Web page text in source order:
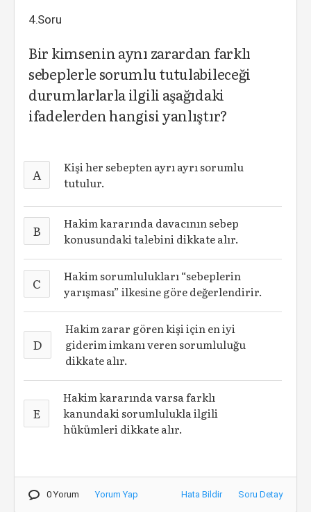
4.Soru
Bir kimsenin aynı zarardan farklı
sebeplerle sorumlu tutulabileceği
durumlarlarla ilgili aşağıdaki
ifadelerden hangisi yanlıştır?
A
Kişi her sebepten ayrı ayrı sorumlu
tutulur.
B
Hakim kararında davacının sebep
konusundaki talebini dikkate alır.
C
Hakim sorumlulukları “sebeplerin
yarışması” ilkesine göre değerlendirir.
D
Hakim zarar gören kişi için en iyi
giderim imkanı veren sorumluluğu
dikkate alır.
E
Hakim kararında varsa farklı
kanundaki sorumlulukla ilgili
hükümleri dikkate alır.
0 Yorum Yorum Yap Hata Bildir Soru Detay